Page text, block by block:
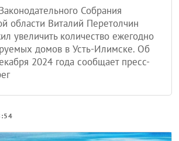
Собрания
области Виталий Перетолчин
увеличить количество ежегодно
домов в Усть-Илимске. Об
2024 года сообщает пресс-